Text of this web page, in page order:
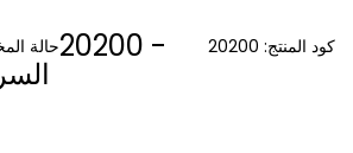
كود المنتج: حالة20200 -